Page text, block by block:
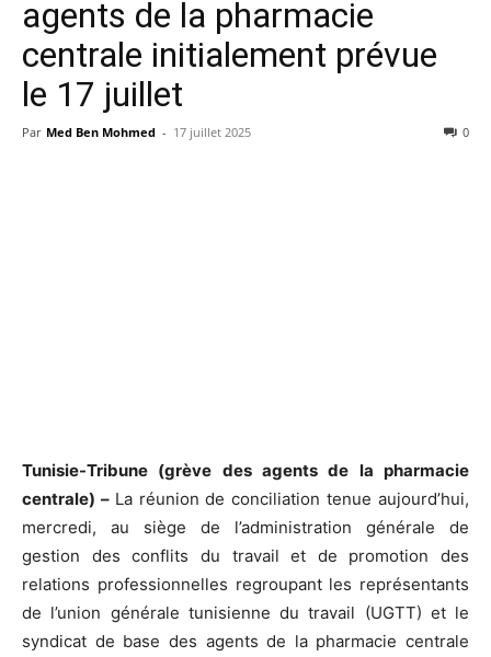
agents de la pharmacie
centrale initialement prévue
le 17 juillet
Par Med Ben Mohmed - 17 juillet 2025 0
Tunisie-Tribune (grève des agents de la pharmacie
centrale) – La réunion de conciliation tenue aujourd’hui,
mercredi, au siège de l’administration générale de
gestion des conflits du travail et de promotion des
relations professionnelles regroupant les représentants
de l’union générale tunisienne du travail (UGTT) et le
syndicat de base des agents de la pharmacie centrale